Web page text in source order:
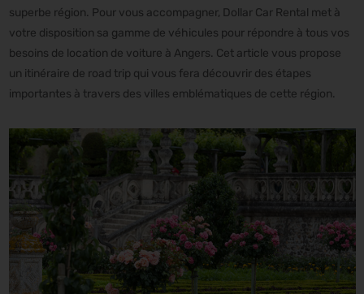
superbe région. Pour vous accompagner, Dollar Car Rental met à
votre disposition sa gamme de véhicules pour répondre à tous vos
besoins de location de voiture à Angers. Cet article vous propose
un itinéraire de road trip qui vous fera découvrir des étapes
importantes à travers des villes emblématiques de cette région.